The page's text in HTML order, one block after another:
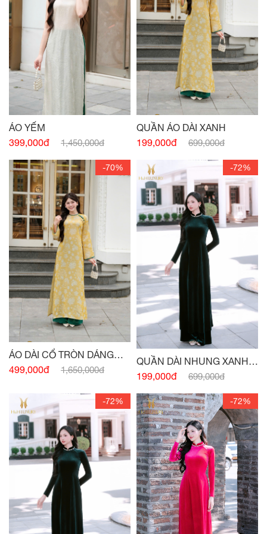
ÁO YẾM
399,000đ
1,450,000đ
QUẦN ÁO DÀI XANH
199,000đ
699,000đ
-70%
ÁO DÀI CỔ TRÒN DÁNG
XUÔNG VỪA PHỐI CỔ -
499,000đ 1,650,000đ
-72%
QUẦN DÀI NHUNG XANH
CỔ VỊT
199,000đ 699,000đ
-72% -72%